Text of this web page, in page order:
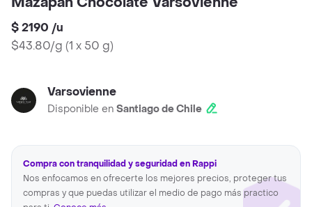
$ 2190 /u
$43.80/g (1 x 50 g)
Varsovienne
Disponible en Santiago de Chile
Compra con tranquilidad y seguridad en Rappi
Nos enfocamos en ofrecerte los mejores precios, proteger tus
compras y que puedas utilizar el medio de pago más practico